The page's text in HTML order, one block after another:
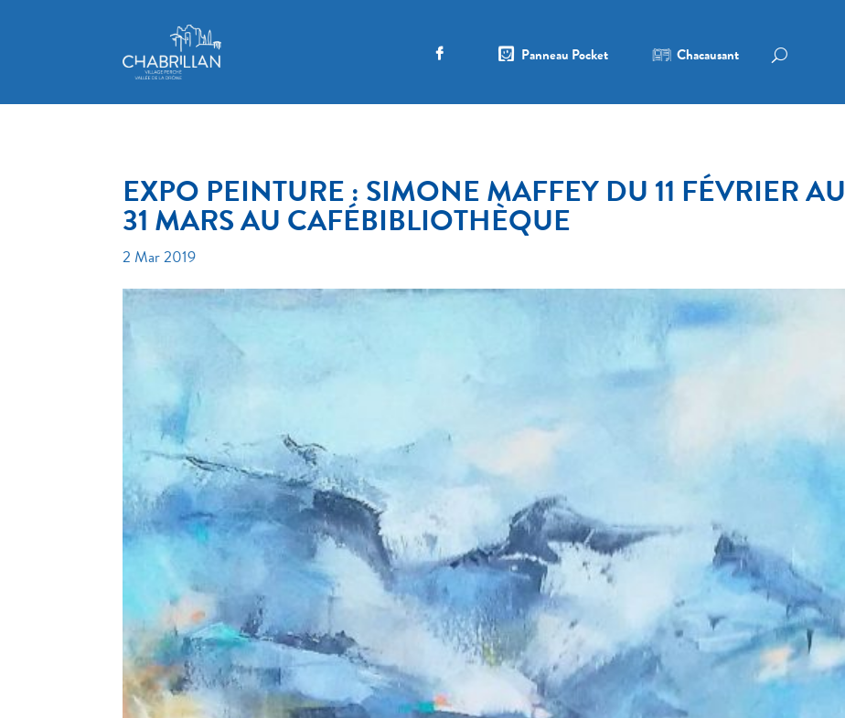
Panneau Pocket Chacausant
EXPO PEINTURE : SIMONE MAFFEY DU 11 FÉVRIER AU
31 MARS AU CAFÉBIBLIOTHÈQUE
2 Mar 2019